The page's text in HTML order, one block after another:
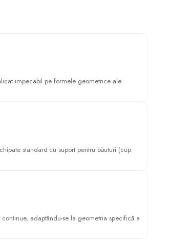
impecabil pe formele geometrice ale
standard cu suport pentru băuturi (cup
adaptându-se la geometria specifică a